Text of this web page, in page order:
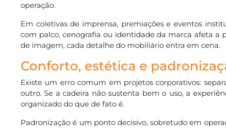
operação.
Em coletivas de imprensa, premiações e eventos
com palco, cenografia ou identidade da marca afeta a
de imagem, cada detalhe do mobiliário entra em cena.
Conforto, estética e
Existe um erro comum em projetos corporativos:
outro. Se a cadeira não sustenta bem o uso, a
organizado do que de fato é.
Padronização é um ponto decisivo, sobretudo em